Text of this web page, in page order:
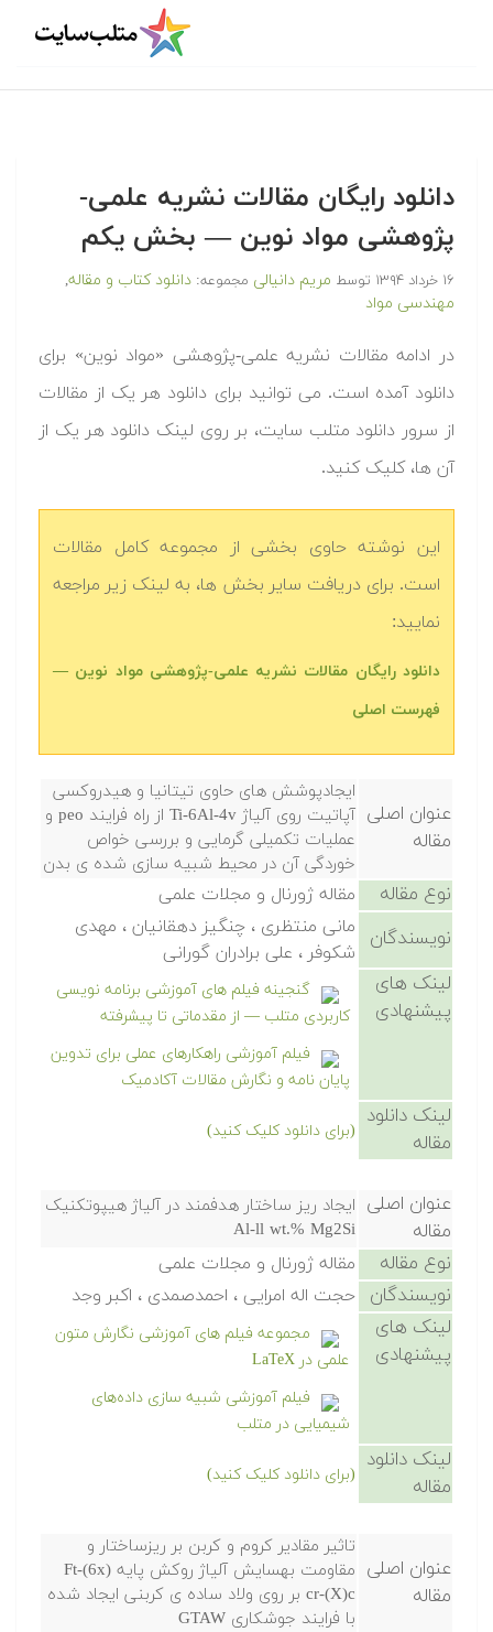
دانلود رایگان مقالات نشریه علمی-
پژوهشی مواد نوین — بخش یکم
۱۶ خرداد ۱۳۹۴ توسط مریم دانیالی مجموعه: دانلود کتاب و مقاله,
مهندسی مواد
در ادامه مقالات نشریه علمی-پژوهشی «مواد نوین» برای
دانلود آمده است. می توانید برای دانلود هر یک از مقالات
از سرور دانلود متلب سایت، بر روی لینک دانلود هر یک از
آن ها، کلیک کنید.
این نوشته حاوی بخشی از مجموعه کامل مقالات
است. برای دریافت سایر بخش ها، به لینک زیر مراجعه
نمایید:
دانلود رایگان مقالات نشریه علمی-پژوهشی مواد نوین —
فهرست اصلی
عنوان اصلی
مقاله
ایجادپوشش های حاوی تیتانیا و هیدروکسی
آپاتیت روی آلیاژ Ti-6Al-4v از راه فرایند peo و
عملیات تکمیلی گرمایی و بررسی خواص
خوردگی آن در محیط شبیه سازی شده ی بدن
نوع مقاله مقاله ژورنال و مجلات علمی
نویسندگان
مانی منتظری ، چنگیز دهقانیان ، مهدی
شکوفر ، علی برادران گورانی
لینک های
پیشنهادی
گنجینه فیلم های آموزشی برنامه نویسی
کاربردی متلب — از مقدماتی تا پیشرفته
فیلم آموزشی راهکارهای عملی برای تدوین
پایان نامه و نگارش مقالات آکادمیک
لینک دانلود
مقاله
(برای دانلود کلیک کنید)
عنوان اصلی
مقاله
ایجاد ریز ساختار هدفمند در آلیاژ هیپوتکنیک
Al-ll wt.% Mg2Si
نوع مقاله مقاله ژورنال و مجلات علمی
نویسندگان حجت اله امرایی ، احمدصمدی ، اکبر وجد
لینک های
پیشنهادی
مجموعه فیلم های آموزشی نگارش متون
علمی در LaTeX
فیلم آموزشی شبیه سازی داده‌های
شیمیایی در متلب
لینک دانلود
مقاله
(برای دانلود کلیک کنید)
عنوان اصلی
مقاله
تاثیر مقادیر کروم و کربن بر ریزساختار و
مقاومت بهسایش آلیاژ روکش پایه Ft-(6x)
cr-(X)c بر روی ولاد ساده ی کربنی ایجاد شده
با فرایند جوشکاری GTAW